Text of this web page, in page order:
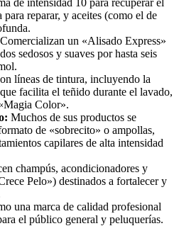
de intensidad 10 para recuperar el
reparar, y aceites (como el de
Comercializan un «Alisado Express»
sedosos y suaves por hasta seis
líneas de tintura, incluyendo la
facilita el teñido durante el lavado,
Color».
Muchos de sus productos se
de «sobrecito» o ampollas,
capilares de alta intensidad
champús, acondicionadores y
Pelo») destinados a fortalecer y
una marca de calidad profesional
el público general y peluquerías.